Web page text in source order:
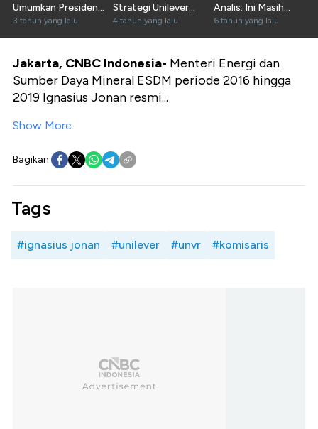
Umumkan Presiden
Komisaris Baru
3 tahun yang lalu
Strategi Unilever
Pada 2022
4 tahun yang lalu
Analis: Ini Masih
Wajar
6 tahun yang lalu
Jakarta, CNBC Indonesia- Menteri Energi dan
Sumber Daya Mineral ESDM periode 2016 hingga
2019 Ignasius Jonan resmi...
Show More
Bagikan:
Tags
#ignasius jonan #unilever #unvr #komisaris